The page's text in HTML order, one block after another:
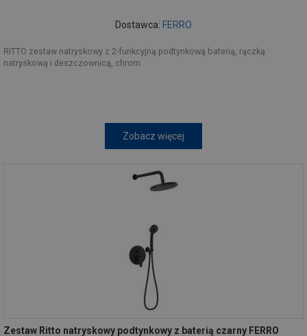
Dostawca: FERRO
RITTO zestaw natryskowy z 2-funkcyjną podtynkową baterią, rączką
natryskową i deszczownicą, chrom
Zobacz więcej
Zestaw Ritto natryskowy podtynkowy z baterią czarny FERRO